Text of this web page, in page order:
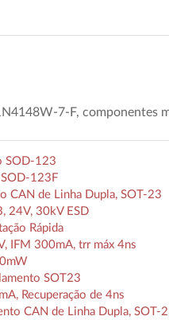
7-F, componentes
SOD-123
123F
CAN de Linha Dupla, SOT-23
24V, 30kV ESD
Rápida
IFM 300mA, trr máx 4ns
SOT23
Recuperação de 4ns
CAN de Linha Dupla, SOT-